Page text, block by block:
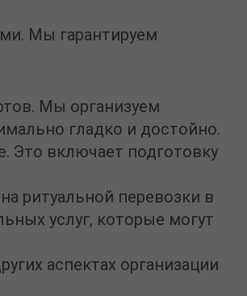
Мы гарантируем
Мы организуем
гладко и достойно.
Это включает подготовку
ритуальной перевозки в
услуг, которые могут
аспектах организации